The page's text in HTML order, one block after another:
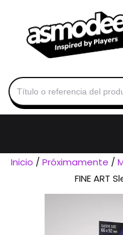
Buscar:
Inicio /Próximamente /
FINE ART